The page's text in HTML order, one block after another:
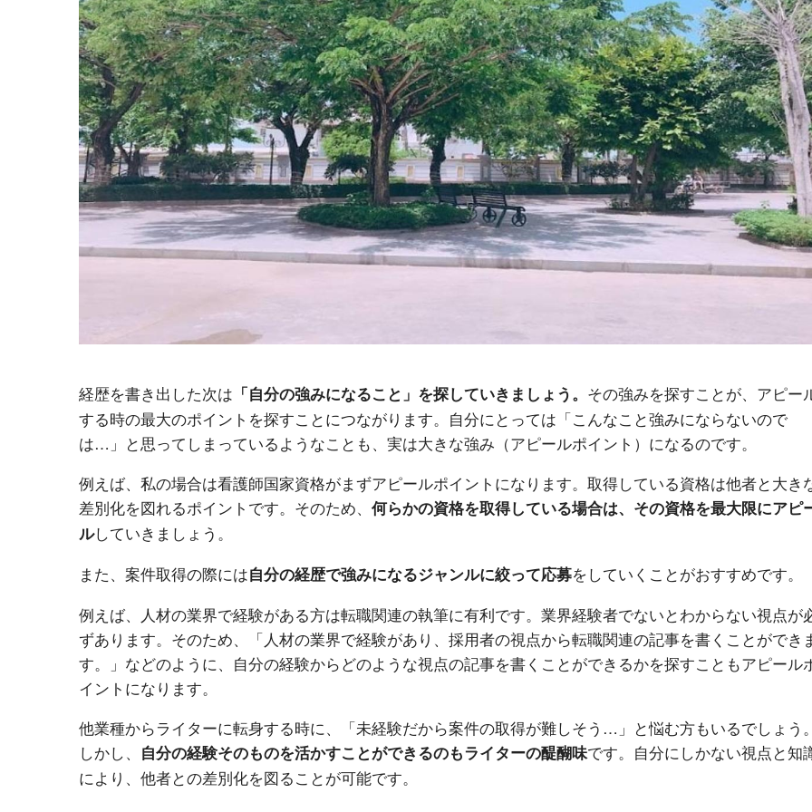
経歴を書き出した次は 「自分の強みになること」を探していきましょう。 その強みを探すことが、アピー
する時の最大のポイントを探すことにつながります。自分にとっては「こんなこと強みにならないので
は…」と思ってしまっているようなことも、実は大きな強み（アピールポイント）になるのです。
例えば、私の場合は看護師国家資格がまずアピールポイントになります。取得している資格は他者と大き
差別化を図れるポイントです。そのため、 何らかの資格を取得している場合は、その資格を最大限にアピ
ルしていきましょう。
また、案件取得の際には自分の経歴で強みになるジャンルに絞って応募をしていくことがおすすめです。
例えば、人材の業界で経験がある方は転職関連の執筆に有利です。業界経験者でないとわからない視点が
ずあります。そのため、「人材の業界で経験があり、採用者の視点から転職関連の記事を書くことができ
す。」などのように、自分の経験からどのような視点の記事を書くことができるかを探すこともアピール
イントになります。
他業種からライターに転身する時に、「未経験だから案件の取得が難しそう…」と悩む方もいるでしょう
しかし、
自分の経験そのものを活かすことができるのもライターの醍醐味です。自分にしかない視点と知
により、他者との差別化を図ることが可能です。